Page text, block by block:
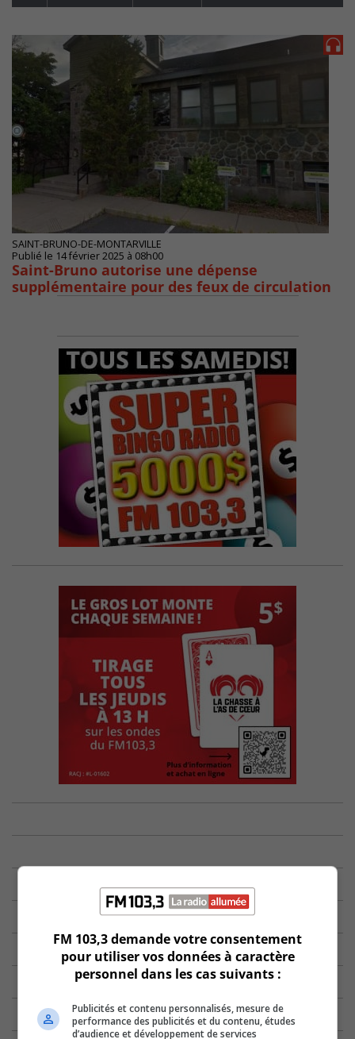
SAINT-BRUNO-DE-MONTARVILLE
Publié le 14 février 2025 à 08h00
Saint-Bruno autorise une dépense
supplémentaire pour des feux de circulation
FM 103,3 demande votre consentement
pour utiliser vos données à caractère
personnel dans les cas suivants :
Publicités et contenu personnalisés, mesure de
performance des publicités et du contenu, études
d’audience et développement de services